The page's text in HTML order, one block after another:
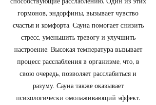
гормонов, эндорфины, вызывает чувство
счастья и комфорта. Сауна помогает снизить
стресс, уменьшить тревогу и улучшить
настроение. Высокая температура вызывает
процесс расслабления в организме, что, в
свою очередь, позволяет расслабиться и
разуму. Сауна также оказывает
психологически омолаживающий эффект.